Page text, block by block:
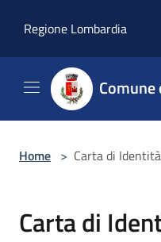
Regione Lombardia
Comune
Home > Carta di
Carta di